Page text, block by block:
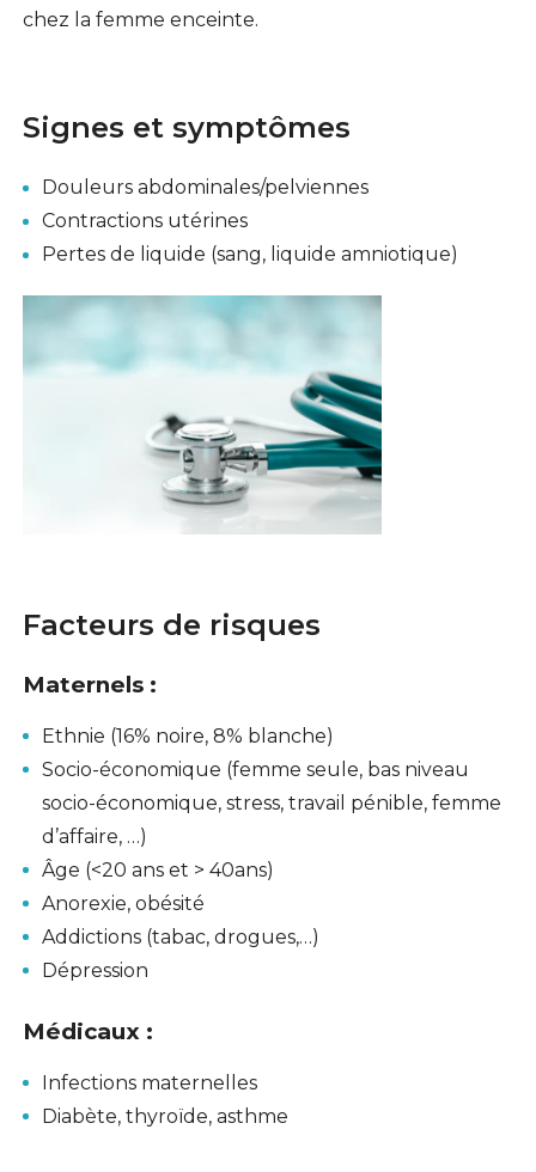
chez la femme enceinte.
Signes et symptômes
Douleurs abdominales/pelviennes
Contractions utérines
Pertes de liquide (sang, liquide amniotique)
Facteurs de risques
Maternels:
Ethnie (16% noire, 8% blanche)
Socio-économique (femme seule, bas niveau
socio-économique, stress, travail pénible, femme
d’affaire, …)
Âge (<20 ans et > 40ans)
Anorexie, obésité
Addictions (tabac, drogues,…)
Dépression
Médicaux :
Infections maternelles
Diabète, thyroïde, asthme